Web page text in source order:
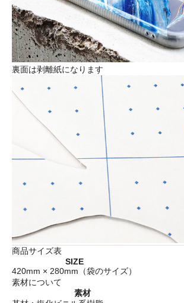
裏面は剥離紙になります
商品サイズ表
SIZE
420mm × 280mm（袋のサイズ）
素材について
素材